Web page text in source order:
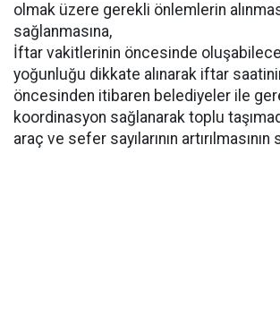
olmak üzere gerekli önlemlerin
sağlanmasına,
İftar vakitlerinin öncesinde
yoğunluğu dikkate alınarak iftar
öncesinden itibaren belediyeler ile
koordinasyon sağlanarak toplu
araç ve sefer sayılarının artırılmasının